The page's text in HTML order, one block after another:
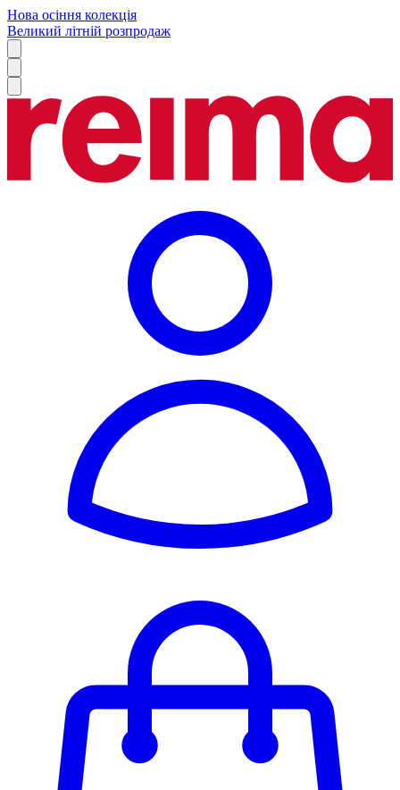
Нова осіння колекція
Великий літній розпродаж